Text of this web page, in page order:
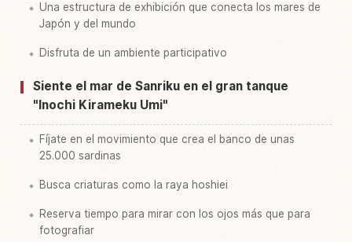
Una estructura de exhibición que conecta los mares de
Japón y del mundo
Disfruta de un ambiente participativo
Siente el mar de Sanriku en el gran tanque
"Inochi Kirameku Umi"
Fíjate en el movimiento que crea el banco de unas
25.000 sardinas
Busca criaturas como la raya hoshiei
Reserva tiempo para mirar con los ojos más que para
fotografiar